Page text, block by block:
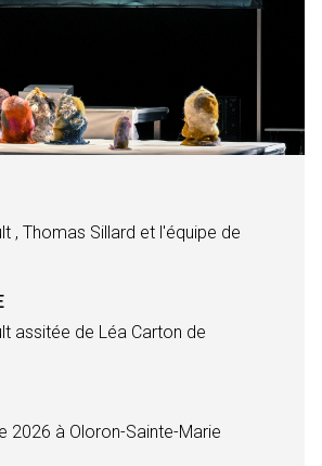
, Thomas Sillard et l'équipe de
assitée de Léa Carton de
2026 à Oloron-Sainte-Marie